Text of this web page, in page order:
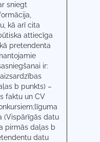
sniegt
kā arī cita
attiecīga
pretendenta
ir:
b punkts) –
faktu un CV
(Vispārīgās datu
pirmās daļas b
datu